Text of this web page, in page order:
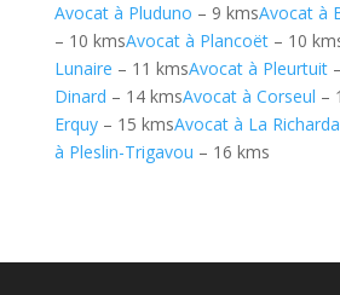
Avocat à Pluduno – 9 kmsAvocat à
– 10 kmsAvocat à Plancoët– 10
Lunaire – 11 kmsAvocat à Pleurtuit
Dinard – 14 kmsAvocat à Corseul –
Erquy– 15 kmsAvocat à La
à Pleslin-Trigavou – 16 kms